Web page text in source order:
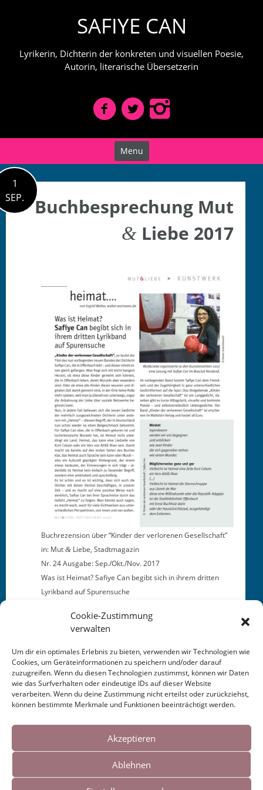
Cookies helfen uns bei der Bereitstellung
unserer Inhalte und Dienste. Durch die
weitere Nutzung der Webseite stimmen Sie
der Verwendung von Cookies zu.
Cookie-Zustimmung
verwalten
Um dir ein optimales Erlebnis zu bieten, verwenden wir Technologien wie
Cookies, um Geräteinformationen zu speichern und/oder darauf
zuzugreifen. Wenn du diesen Technologien zustimmst, können wir Daten
wie das Surfverhalten oder eindeutige IDs auf dieser Website
verarbeiten. Wenn du deine Zustimmung nicht erteilst oder zurückziehst,
können bestimmte Merkmale und Funktionen beeinträchtigt werden.
Akzeptieren
Ablehnen
SAFIYE CAN
Lyrikerin, Dichterin der konkreten und visuellen Poesie,
Autorin, literarische Übersetzerin
Menu
1
SEP.
Buchbesprechung Mut
& Liebe 2017
Buchrezen­sion über “Kinder der ver­lore­nen Gesellschaft”
in: Mut & Liebe, Stadtmagazin
Nr. 24 Aus­gabe: Sep./Okt./Nov. 2017
Was ist Heimat? Safiye Can beg­ibt sich in ihrem drit­ten
Lyrik­band auf Spurensuche
This entry was posted inKALENDER. Bookmark the
permalink.
Fredenberg 2017
Elbsalon Artikel 2017